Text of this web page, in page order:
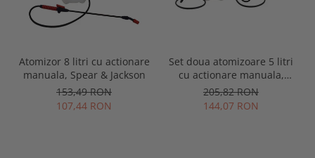
Atomizor 8 litri cu actionare
manuala, Spear & Jackson
153,49 RON
107,44 RON
Set doua atomizoare 5 litri
cu actionare manuala,
Spear & Jackson
205,82 RON
144,07 RON